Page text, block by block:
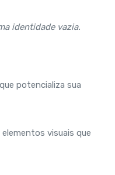
identidade vazia.
potencializa sua
elementos visuais que